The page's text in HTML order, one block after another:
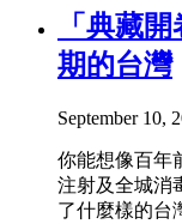
「典藏
期的台灣
September 10,
你能想像百年
注射及全城消
了什麼樣的台